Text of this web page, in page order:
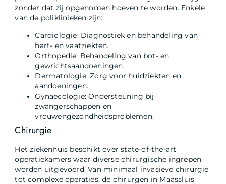
zonder dat zij opgenomen hoeven te worden. Enkele
van de poliklinieken zijn:
Cardiologie: Diagnostiek en behandeling van
hart- en vaatziekten.
Orthopedie: Behandeling van bot- en
gewrichtsaandoeningen.
Dermatologie: Zorg voor huidziekten en
aandoeningen.
Gynaecologie: Ondersteuning bij
zwangerschappen en
vrouwengezondheidsproblemen.
Chirurgie
Het ziekenhuis beschikt over state-of-the-art
operatiekamers waar diverse chirurgische ingrepen
worden uitgevoerd. Van minimaal invasieve chirurgie
tot complexe operaties, de chirurgen in Maassluis